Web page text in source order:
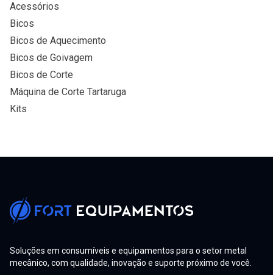
Acessórios
Bicos
Bicos de Aquecimento
Bicos de Goivagem
Bicos de Corte
Máquina de Corte Tartaruga
Kits
Soluções em consumíveis e equipamentos para o setor metal
mecânico, com qualidade, inovação e suporte próximo de você.